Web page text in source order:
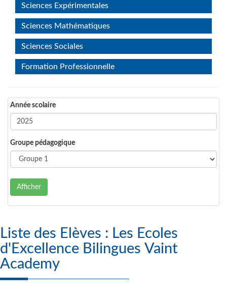
Sciences Expérimentales
Sciences Mathématiques
Sciences Sociales
Formation Professionnelle
Année scolaire
Groupe pédagogique
Afficher
Liste des Elèves : Les Ecoles
d'Excellence Bilingues Vaint
Academy